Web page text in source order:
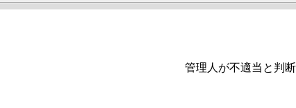
管理人が不適当と判